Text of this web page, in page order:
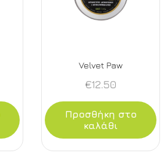
Velvet Paw
€12.50
Προσθήκη στο
καλάθι